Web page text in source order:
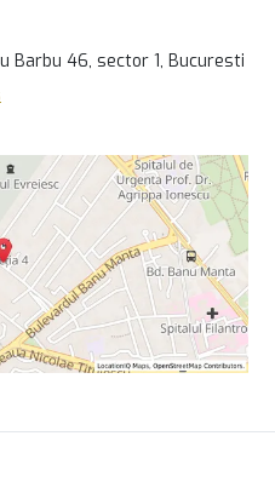
Barbu 46, sector 1, Bucuresti